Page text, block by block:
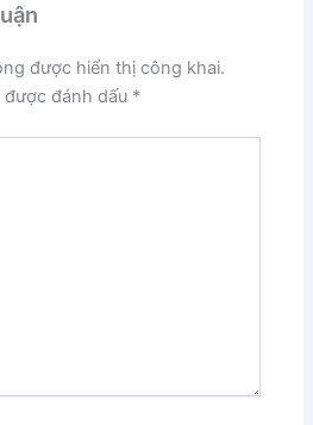
được hiển thị công khai.
đánh dấu *